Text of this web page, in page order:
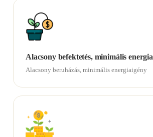
Alacsony befektetés, minimális energia
Alacsony beruházás, minimális energiaigény